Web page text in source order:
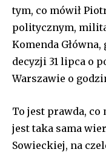
tym, co mówił
politycznym,
Komenda Główna,
decyzji 31 lipca o
Warszawie o
To jest prawda, co
jest taka sama
Sowieckiej, na